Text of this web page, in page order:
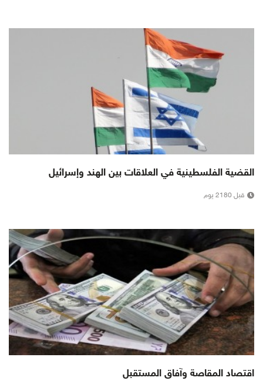
القضية الفلسطينية في العلاقات بين الهند وإسرائيل
قبل 2180 يوم
اقتصاد المقاصة وآفاق المستقبل